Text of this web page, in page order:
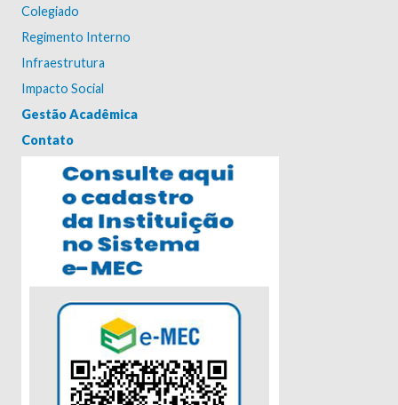
Colegiado
Regimento Interno
Infraestrutura
Impacto Social
Gestão Acadêmica
Contato